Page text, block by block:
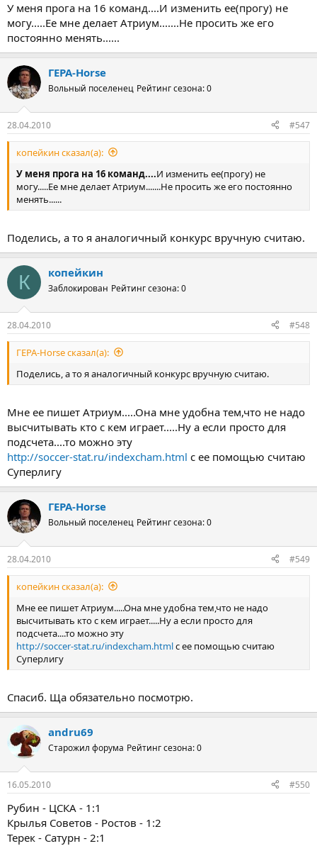
У меня прога на 16 команд....И изменить ее(прогу) не
могу.....Ее мне делает Атриум.......Не просить же его
постоянно менять......
ГЕРА-Horse
Вольный поселенец Рейтинг сезона: 0
28.04.2010 #547
копейкин сказал(а):
У меня прога на 16 команд....И изменить ее(прогу) не
могу.....Ее мне делает Атриум.......Не просить же его постоянно
менять......
Поделись, а то я аналогичный конкурс вручную считаю.
К копейкин
Заблокирован Рейтинг сезона: 0
28.04.2010 #548
ГЕРА-Horse сказал(а):
Поделись, а то я аналогичный конкурс вручную считаю.
Мне ее пишет Атриум.....Она мне удобна тем,что не надо
высчитывать кто с кем играет.....Ну а если просто для
подсчета....то можно эту
http://soccer-stat.ru/indexcham.html с ее помощью считаю
Суперлигу
ГЕРА-Horse
Вольный поселенец Рейтинг сезона: 0
28.04.2010 #549
копейкин сказал(а):
Мне ее пишет Атриум.....Она мне удобна тем,что не надо
высчитывать кто с кем играет.....Ну а если просто для
подсчета....то можно эту
http://soccer-stat.ru/indexcham.htmlс ее помощью считаю
Суперлигу
Спасиб. Ща обязательно посмотрю.
andru69
Старожил форума Рейтинг сезона: 0
16.05.2010 #550
Рубин - ЦСКА - 1:1
Крылья Советов - Ростов - 1:2
Терек - Сатурн - 2:1